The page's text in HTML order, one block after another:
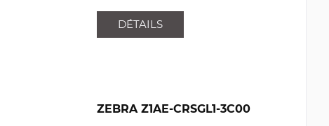
DÉTAILS
ZEBRA Z1AE-CRSGL1-3C00